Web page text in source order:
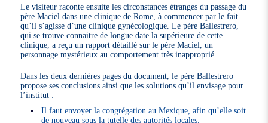
Le visiteur raconte ensuite les circonstances étranges du passage du
père Maciel dans une clinique de Rome, à commencer par le fait
qu’il s’agisse d’une clinique gynécologique. Le père Ballestrero,
qui se trouve connaitre de longue date la supérieure de cette
clinique, a reçu un rapport détaillé sur le père Maciel, un
personnage mystérieux au comportement très inapproprié.
Dans les deux dernières pages du document, le père Ballestrero
propose ses conclusions ainsi que les solutions qu’il envisage pour
l’institut :
Il faut envoyer la congrégation au Mexique, afin qu’elle soit
de nouveau sous la tutelle des autorités locales.